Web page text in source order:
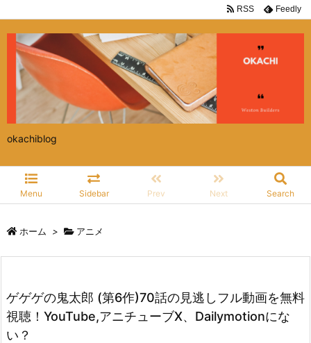
okachiblog
Menu Sidebar Prev Next Search
RSS Feedly
ホーム > アニメ
ゲゲゲの鬼太郎 (第6作)70話の見逃しフル動画を無料
視聴！YouTube,アニチューブX、Dailymotionにな
い？